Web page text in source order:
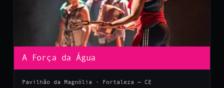
A Força da Água
Pavilhão da Magnólia · Fortaleza — CE